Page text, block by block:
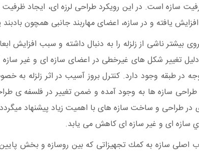
سازه است. در اين رويكرد طراحی لرزه ای، ايجاد
يافته و در سازه، اعضای مهاربند جانبی همچون
بيشتر ناشی از زلزله را به دنبال داشته و سبب افزايش
تغيير شكل های غيرخطی در اعضای سازه ای و غير
در طبقه وجود دارد. كنترل بروز آسيب در اثر زلزله
طراحی سازه ها به وجود آمده و ضمن تغيير در فلسفه ی
طراحی و ساخت سازه های با اهميت زياد پيشنهاد
سازه ای و غير سازه ای كاهش می یابد.
اصلی سازه به كمك تجهيزاتی كه بين روسازه و بخش